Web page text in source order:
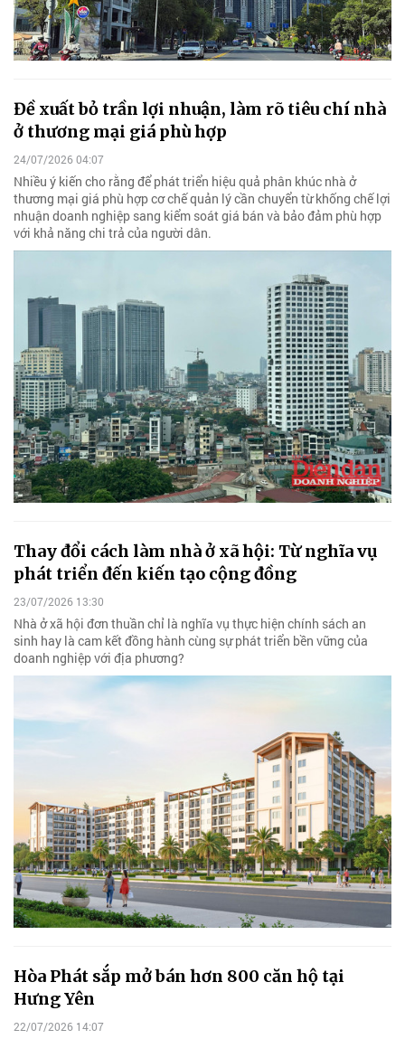
Đề xuất bỏ trần lợi nhuận, làm rõ tiêu chí nhà
ở thương mại giá phù hợp
24/07/2026 04:07
Nhiều ý kiến cho rằng để phát triển hiệu quả phân khúc nhà ở
thương mại giá phù hợp cơ chế quản lý cần chuyển từ khống chế lợi
nhuận doanh nghiệp sang kiểm soát giá bán và bảo đảm phù hợp
với khả năng chi trả của người dân.
Thay đổi cách làm nhà ở xã hội: Từ nghĩa vụ
phát triển đến kiến tạo cộng đồng
23/07/2026 13:30
Nhà ở xã hội đơn thuần chỉ là nghĩa vụ thực hiện chính sách an
sinh hay là cam kết đồng hành cùng sự phát triển bền vững của
doanh nghiệp với địa phương?
Hòa Phát sắp mở bán hơn 800 căn hộ tại
Hưng Yên
22/07/2026 14:07